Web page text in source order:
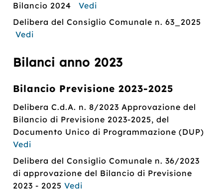
Bilancio 2024Vedi
Delibera del Consiglio Comunale n. 63_2025
Vedi
Bilanci anno 2023
Bilancio Previsione 2023-2025
Delibera C.d.A. n. 8/2023 Approvazione del
Bilancio di Previsione 2023-2025, del
Documento Unico di Programmazione (DUP)
Vedi
Delibera del Consiglio Comunale n. 36/2023
di approvazione del Bilancio di Previsione
2023 - 2025Vedi